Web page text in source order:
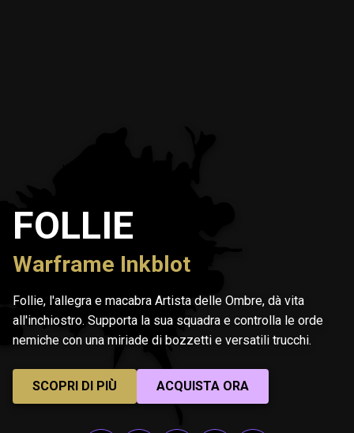
FOLLIE
Warframe Inkblot
Follie, l'allegra e macabra Artista delle Ombre, dà vita
all'inchiostro. Supporta la sua squadra e controlla le orde
nemiche con una miriade di bozzetti e versatili trucchi.
SCOPRI DI PIÙ ACQUISTA ORA